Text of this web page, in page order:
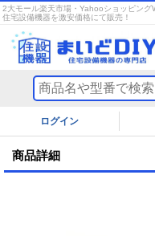
2大モール楽天市場・Yahooショッピング
住宅設備機器を激安価格にて販売！
ログイン
商品詳細